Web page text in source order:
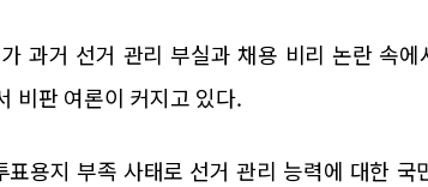
과거 선거 관리 부실과 채용 비리 논란 속
비판 여론이 커지고 있다.
표용지 부족 사태로 선거 관리 능력에 대한 국